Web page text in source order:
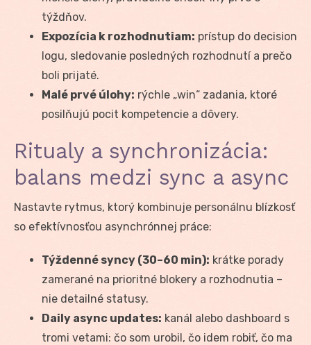
týždňov.
Expozícia k rozhodnutiam: prístup do decision
logu, sledovanie posledných rozhodnutí a prečo
boli prijaté.
Malé prvé úlohy: rýchle „win“ zadania, ktoré
posilňujú pocit kompetencie a dôvery.
Ritualy a synchronizácia:
balans medzi sync a async
Nastavte rytmus, ktorý kombinuje personálnu blízkosť
so efektívnosťou asynchrónnej práce:
Týždenné syncy (30–60 min): krátke porady
zamerané na prioritné blokery a rozhodnutia –
nie detailné statusy.
Daily async updates: kanál alebo dashboard s
tromi vetami: čo som urobil, čo idem robiť, čo ma